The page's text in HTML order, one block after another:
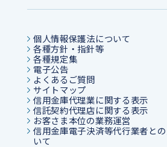
個人情報保護法について
各種方針・指針等
各種規定集
電子公告
よくあるご質問
サイトマップ
信用金庫代理業に関する表示
信託契約代理店に関する表示
お客さま本位の業務運営
信用金庫電子決済等代行業者と
いて